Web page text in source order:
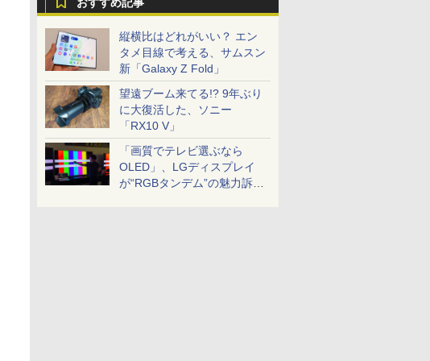
縦横比はどれがいい？ エン
タメ目線で考える、サムスン
新「Galaxy Z Fold」
望遠ブーム来てる!? 9年ぶり
に大復活した、ソニー
「RX10 V」
「画質でテレビ選ぶなら
OLED」、LGディスプレイ
が“RGBタンデム”の魅力訴